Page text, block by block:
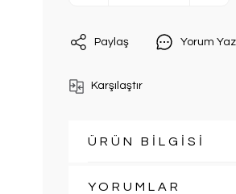
Paylaş Yorum Yaz
Karşılaştır
ÜRÜN BİLGİSİ
YORUMLAR